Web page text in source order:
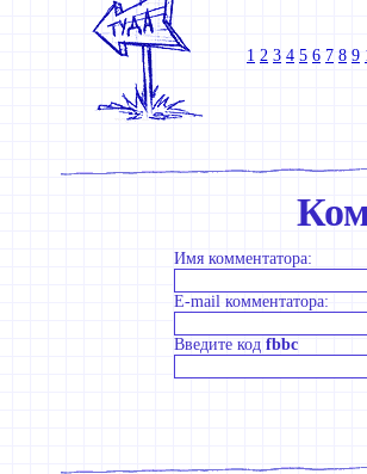
1 2 3 4 5 6 7 8 9
Имя комментатора:
E-mail комментатора:
Введите код fbbc